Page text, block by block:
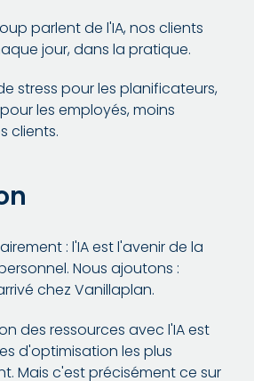
parlent de l'IA, nos clients
jour, dans la pratique.
stress pour les planificateurs,
les employés, moins
clients.
: l'IA est l'avenir de la
Nous ajoutons :
chez Vanillaplan.
des ressources avec l'IA est
d'optimisation les plus
Mais c'est précisément ce sur